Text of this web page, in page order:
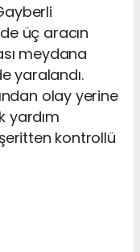
üç aracın
meydana
yaralandı.
olay yerine
yardım
kontrollü